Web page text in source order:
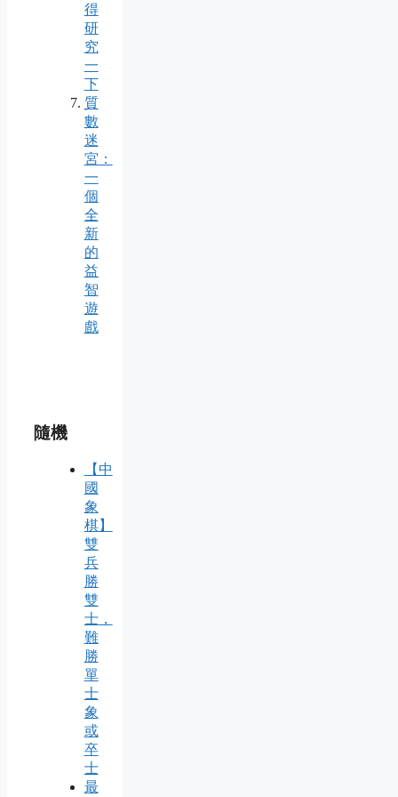
得
研
究
一
下
質
數
迷
宮：
一
個
全
新
的
益
智
遊
戲
隨機
【中
國
象
棋】
雙
兵
勝
雙
士，
難
勝
單
士
象
或
卒
士
最